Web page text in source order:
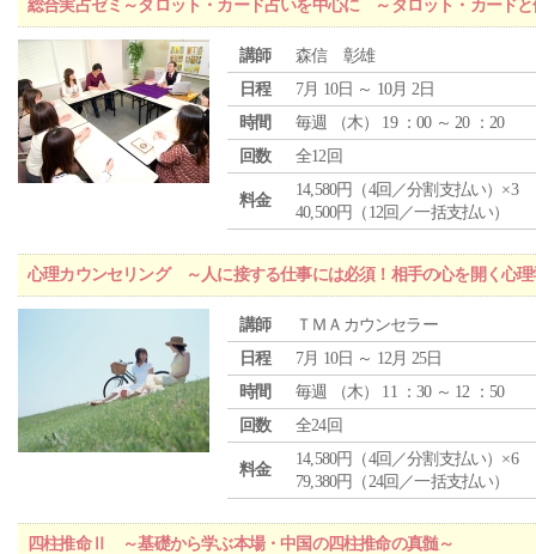
総合実占ゼミ～タロット・カード占いを中心に ～タロット・カード
講師
森信 彰雄
日程
7月 10日 ～ 10月 2日
時間
毎週 （木） 19 ：00 ～ 20 ：20
回数
全12回
料金
14,580円（4回／分割支払い）×3
40,500円（12回／一括支払い）
心理カウンセリング ～人に接する仕事には必須！相手の心を開く心理
講師
ＴＭＡカウンセラー
日程
7月 10日 ～ 12月 25日
時間
毎週 （木） 11 ：30 ～ 12 ：50
回数
全24回
料金
14,580円（4回／分割支払い）×6
79,380円（24回／一括支払い）
四柱推命Ⅱ ～基礎から学ぶ本場・中国の四柱推命の真髄～